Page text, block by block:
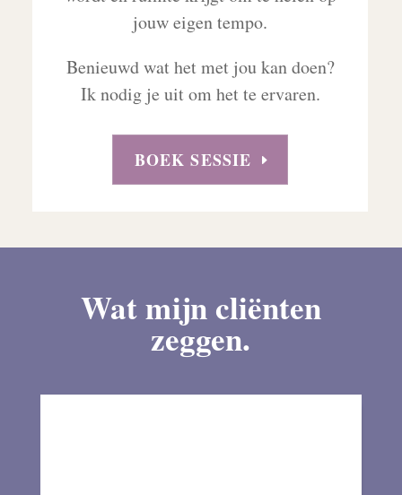
jouw eigen tempo.
Benieuwd wat het met jou kan doen?
Ik nodig je uit om het te ervaren.
BOEK SESSIE
Wat mijn cliënten
zeggen.